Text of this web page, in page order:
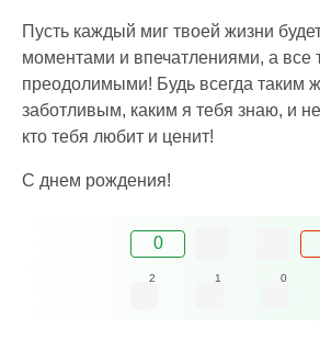
Пусть каждый миг твоей жизни
моментами и впечатлениями, а все
преодолимыми! Будь всегда таким
заботливым, каким я тебя знаю, и
кто тебя любит и ценит!
С днем рождения!
0
2 1 0